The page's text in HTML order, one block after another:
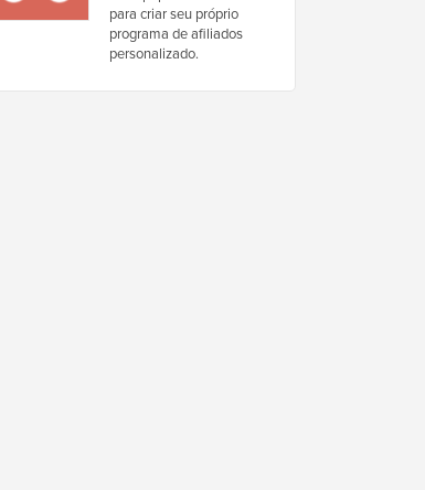
para criar seu próprio
programa de afiliados
personalizado.